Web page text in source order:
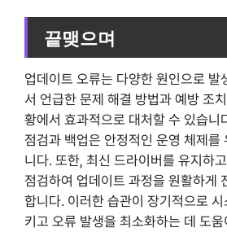
끝맺으며
업데이트 오류는 다양한 원인으로 발
서 언급한 문제 해결 방법과 예방 조
황에서 효과적으로 대처할 수 있습니
점검과 백업은 안정적인 운영 체제를
니다. 또한, 최신 드라이버를 유지하
점검하여 업데이트 과정을 원활하게
합니다. 이러한 습관이 장기적으로
키고 오류 발생을 최소화하는 데 도